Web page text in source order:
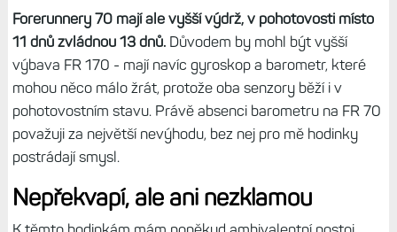
dohromady, co mají hodinky FR 170 navíc oproti
levnějšímu bráškovi. Není toho málo:
Garmin Pay
4 GB paměti oproti 512 MB
Barometr
Kompas